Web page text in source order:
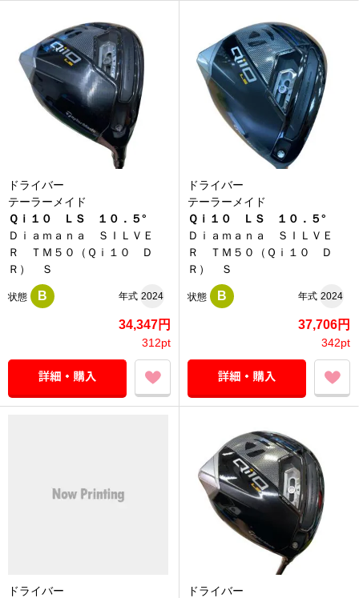
ドライバー
テーラーメイド
Ｑｉ１０ ＬＳ １０．５°
Ｄｉａｍａｎａ ＳＩＬＶＥ
Ｒ ＴＭ５０（Ｑｉ１０ Ｄ
Ｒ） Ｓ
状態 B 年式 2024
34,347円
312pt
ドライバー
テーラーメイド
Ｑｉ１０ ＬＳ １０．５°
Ｄｉａｍａｎａ ＳＩＬＶＥ
Ｒ ＴＭ５０（Ｑｉ１０ Ｄ
Ｒ） Ｓ
状態 B 年式 2024
37,706円
342pt
ドライバー
ドライバー